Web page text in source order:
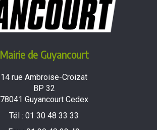
Mairie de Guyancourt
14 rue Ambroise-Croizat
BP 32
78041 Guyancourt Cedex
Tél : 01 30 48 33 33